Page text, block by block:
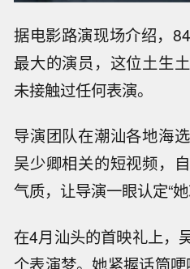
据电影路演现场介绍，
最大的演员，这位土生
未接触过任何表演。
导演团队在潮汕各地海
吴少卿相关的短视频，
气质，让导演一眼认定“她
在4月汕头的首映礼上，
个表演梦。她紧握话筒哽